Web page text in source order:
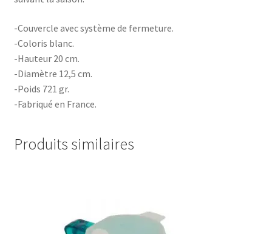
-Couvercle avec système de fermeture.
-Coloris blanc.
-Hauteur 20 cm.
-Diamètre 12,5 cm.
-Poids 721 gr.
-Fabriqué en France.
Produits similaires